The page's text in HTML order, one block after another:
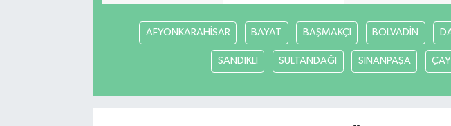
AFYONKARAHİSAR BAYAT BAŞMAKÇI BOLVADİN
SANDIKLI SULTANDAĞI SİNANPAŞA ÇAY